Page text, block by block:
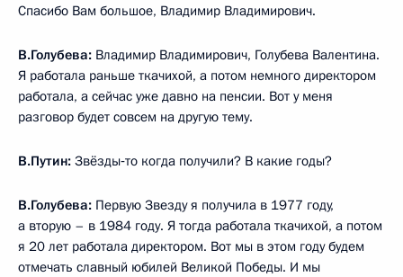
Спасибо Вам большое, Владимир Владимирович.
В.Голубева: Владимир Владимирович, Голубева Валентина.
Я работала раньше ткачихой, а потом немного директором
работала, а сейчас уже давно на пенсии. Вот у меня
разговор будет совсем на другую тему.
В.Путин: Звёзды‑то когда получили? В какие годы?
В.Голубева: Первую Звезду я получила в 1977 году,
а вторую – в 1984 году. Я тогда работала ткачихой, а потом
я 20 лет работала директором. Вот мы в этом году будем
отмечать славный юбилей Великой Победы. И мы